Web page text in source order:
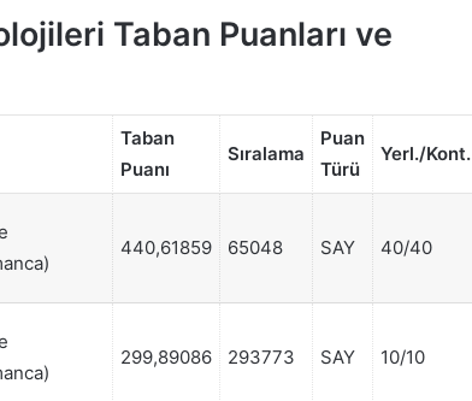
Taban Puanları ve
Taban
Puanı
Sıralama
Puan
Türü
Yerl./Kont.
440,61859 65048 SAY 40/40
299,89086 293773 SAY 10/10